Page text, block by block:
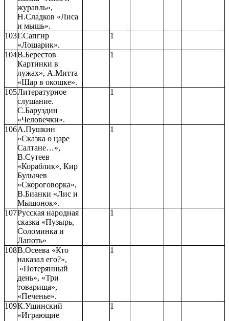
журавль»,
Н.Сладков «Лиса
и мышь».
103Г.Сапгир
«Лошарик».
1
104В.Берестов
Картинки в
лужах», А.Митта
«Шар в окошке».
1
105Литературное
слушание.
С.Баруздин
«Человечки».
1
106А.Пушкин
«Сказка о царе
Салтане…»,
В.Сутеев
«Кораблик», Кир
Булычев
«Скороговорка»,
В.Бианки «Лис и
Мышонок».
1
107Русская народная
сказка «Пузырь,
Соломинка и
Лапоть»
1
108В.Осеева «Кто
наказал его?»,
«Потерянный
день», «Три
товарища»,
«Печенье».
1
109К.Ушинский
«Играющие
1